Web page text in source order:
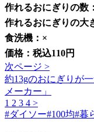
作れるおにぎりの数
作れるおにぎりの大
食洗機：×
価格：税込110円
次ページ >
約13gのおにぎりが
メーカー」
1 2 3 4 >
#ダイソー#100均#暮